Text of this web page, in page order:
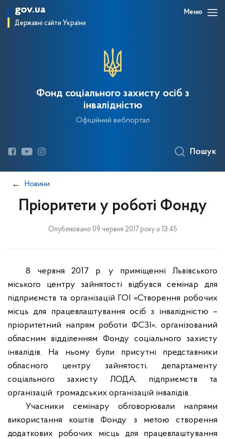
gov.ua
Державні сайти України
Меню
Фонд соціального захисту осіб з
інвалідністю
Офіційний вебпортал
Пошук
Новини
Пріоритети у роботі Фонду
Опубліковано 09 червня 2017 року о 13:45
8 червня 2017 р. у приміщенні Львівського
міського центру зайнятості відбувся семінар для
підприємств та організацій ГОІ «Створення робочих
місць для працевлаштування осіб з інвалідністю –
пріоритетний напрям роботи ФСЗІ», організований
обласним відділенням Фонду соціального захисту
інвалідів. На ньому були присутні представники
обласного центру зайнятості, департаменту
соціального захисту ЛОДА, підприємств та
організацій громадських організацій інвалідів.
Учасники семінару обговорювали напрями
використання коштів Фонду з метою створення
додаткових робочих місць для працевлаштування